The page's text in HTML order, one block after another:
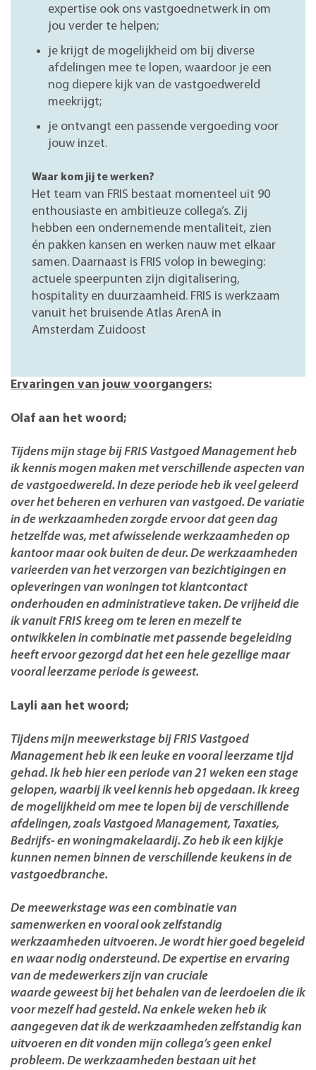
expertise ook ons vastgoednetwerk in om
jou verder te helpen;
je krijgt de mogelijkheid om bij diverse
afdelingen mee te lopen, waardoor je een
nog diepere kijk van de vastgoedwereld
meekrijgt;
je ontvangt een passende vergoeding voor
jouw inzet.
Waar kom jij te werken?
Het team van FRIS bestaat momenteel uit 90
enthousiaste en ambitieuze collega’s. Zij
hebben een ondernemende mentaliteit, zien
én pakken kansen en werken nauw met elkaar
samen. Daarnaast is FRIS volop in beweging:
actuele speerpunten zijn digitalisering,
hospitality en duurzaamheid. FRIS is werkzaam
vanuit het bruisende Atlas ArenA in
Amsterdam Zuidoost
Ervaringen van jouw voorgangers:
Olaf aan het woord;
Tijdens mijn stage bij FRIS Vastgoed Management heb
ik kennis mogen maken met verschillende aspecten van
de vastgoedwereld. In deze periode heb ik veel geleerd
over het beheren en verhuren van vastgoed. De variatie
in de werkzaamheden zorgde ervoor dat geen dag
hetzelfde was, met afwisselende werkzaamheden op
kantoor maar ook buiten de deur. De werkzaamheden
varieerden van het verzorgen van bezichtigingen en
opleveringen van woningen tot klantcontact
onderhouden en administratieve taken. De vrijheid die
ik vanuit FRIS kreeg om te leren en mezelf te
ontwikkelen in combinatie met passende begeleiding
heeft ervoor gezorgd dat het een hele gezellige maar
vooral leerzame periode is geweest.
Layli aan het woord;
Tijdens mijn meewerkstage bij FRIS Vastgoed
Management heb ik een leuke en vooral leerzame tijd
gehad. Ik heb hier een periode van 21 weken een stage
gelopen, waarbij ik veel kennis heb opgedaan. Ik kreeg
de mogelijkheid om mee te lopen bij de verschillende
afdelingen, zoals Vastgoed Management, Taxaties,
Bedrijfs- en woningmakelaardij. Zo heb ik een kijkje
kunnen nemen binnen de verschillende keukens in de
vastgoedbranche.
De meewerkstage was een combinatie van
samenwerken en vooral ook zelfstandig
werkzaamheden uitvoeren. Je wordt hier goed begeleid
en waar nodig ondersteund. De expertise en ervaring
van de medewerkers zijn van cruciale
waarde geweest bij het behalen van de leerdoelen die ik
voor mezelf had gesteld. Na enkele weken heb ik
aangegeven dat ik de werkzaamheden zelfstandig kan
uitvoeren en dit vonden mijn collega’s geen enkel
probleem. De werkzaamheden bestaan uit het